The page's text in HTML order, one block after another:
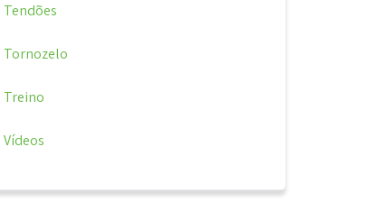
Tendões
Tornozelo
Treino
Vídeos